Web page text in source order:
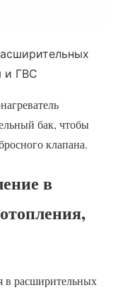
и ГВС
бак, чтобы
клапана.
в
в расширительных